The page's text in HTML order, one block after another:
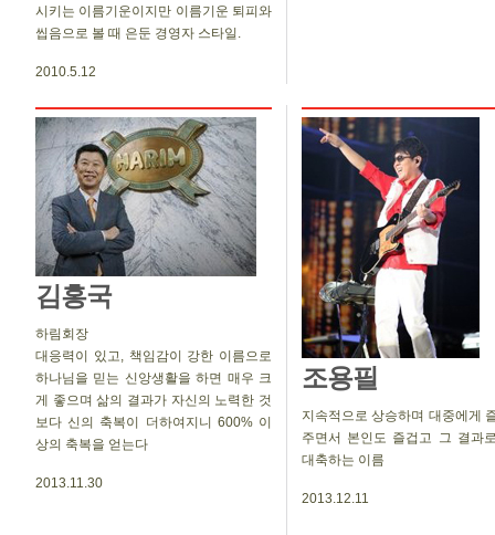
시키는 이름기운이지만 이름기운 퇴피와
씹음으로 볼 때 은둔 경영자 스타일.
2010.5.12
김홍국
하림회장
대응력이 있고, 책임감이 강한 이름으로
하나님을 믿는 신앙생활을 하면 매우 크
게 좋으며 삶의 결과가 자신의 노력한 것
보다 신의 축복이 더하여지니 600% 이
상의 축복을 얻는다
2013.11.30
조용필
지속적으로 상승하며 대중에게
주면서 본인도 즐겁고 그 결과
대축하는 이름
2013.12.11